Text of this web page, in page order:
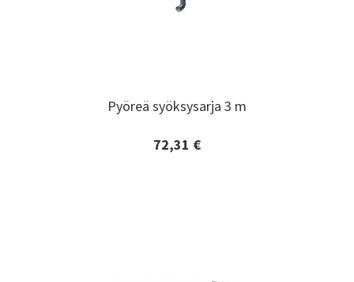
Pyöreä syöksysarja 3 m
72,31 €
Pyöreä syöksysarja 3 m
Lisätiedot ja tilaaminen